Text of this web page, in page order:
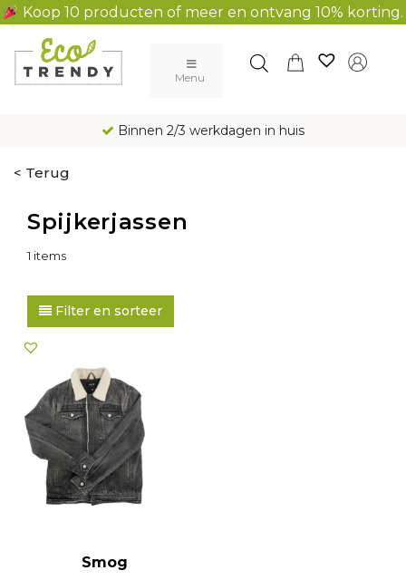
Koop 10 producten of meer en ontvang 10% korting.
Main Navigation
Menu
Binnen 2/3 werkdagen in huis
< Terug
Spijkerjassen
1 items
Filter en sorteer
Smog